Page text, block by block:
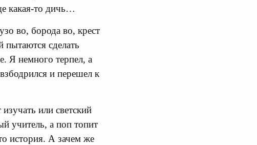
какая-то дичь…
во, борода во, крест
сделать
Я немного терпел, а
и перешел к
или светский
учитель, а поп топит
история. А зачем же